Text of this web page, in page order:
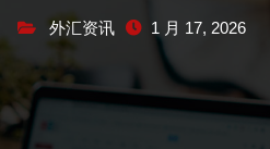
外汇资讯 1 月 17, 2026